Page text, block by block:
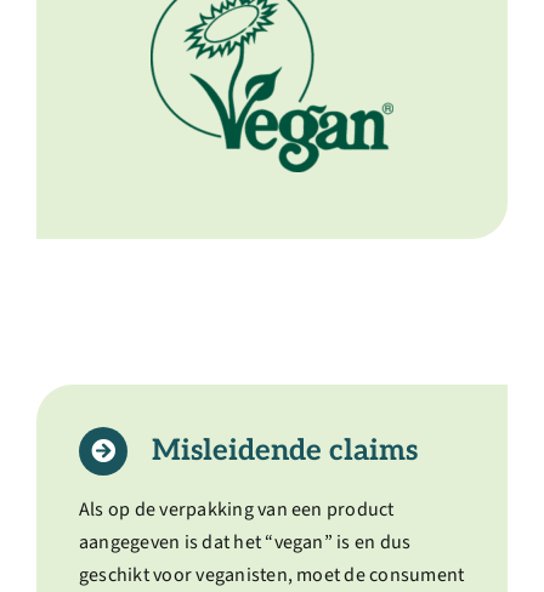
Misleidende claims
Als op de verpakking van een product
aangegeven is dat het “vegan” is en dus
geschikt voor veganisten, moet de consument